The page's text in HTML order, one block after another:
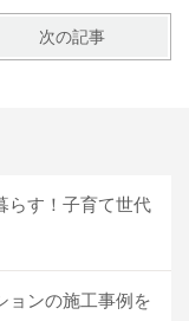
次の記事
らす！子育て世代
ンの施工事例を